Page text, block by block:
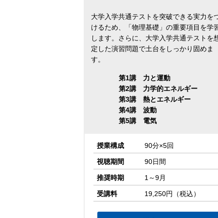
大学入学共通テストを突破できる実力を
けるため、「物理基礎」の重要項目を学
します。さらに、大学入学共通テストを
定した演習問題で土台をしっかり固めま
す。
第1講 力と運動
第2講 力学的エネルギー
第3講 熱とエネルギー
第4講 波動
第5講 電気
授業構成 90分×5回
視聴期間 90日間
推奨時期 1～9月
受講料 19,250円（税込）